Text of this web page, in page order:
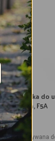
Doniczka do
x 21 cm, F5A
4.67
Przewidywana